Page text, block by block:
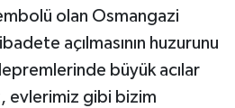
olan Osmangazi
açılmasının huzurunu
büyük acılar
evlerimiz gibi bizim